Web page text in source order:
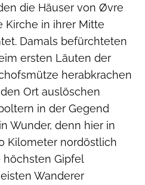
die Häuser von Øvre
Kirche in ihrer Mitte
Damals befürchteten
ersten Läuten der
herabkrachen
Ort auslöschen
in der Gegend
Wunder, denn hier in
Kilometer nordöstlich
höchsten Gipfel
Wanderer